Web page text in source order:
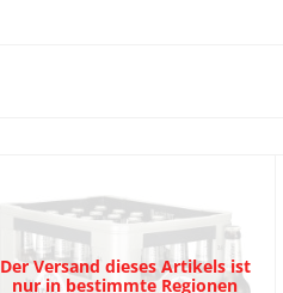
Der Versand dieses Artikels ist
nur in bestimmte Regionen